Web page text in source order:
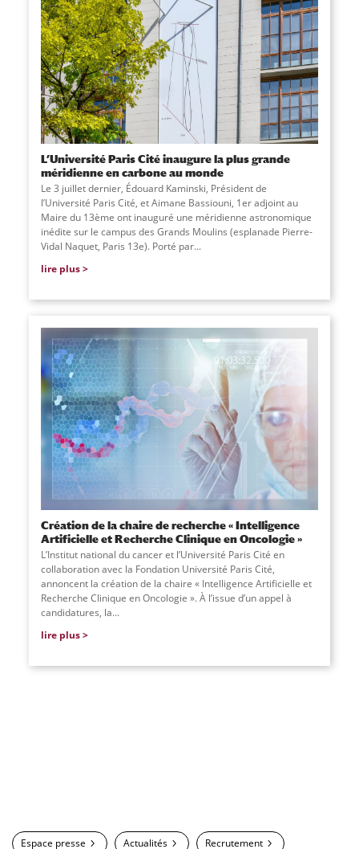
L’Université Paris Cité inaugure la plus grande
méridienne en carbone au monde
Le 3 juillet dernier, Édouard Kaminski, Président de
l’Université Paris Cité, et Aimane Bassiouni, 1er adjoint au
Maire du 13ème ont inauguré une méridienne astronomique
inédite sur le campus des Grands Moulins (esplanade Pierre-
Vidal Naquet, Paris 13e). Porté par...
lire plus
Création de la chaire de recherche « Intelligence
Artificielle et Recherche Clinique en Oncologie »
L’Institut national du cancer et l’Université Paris Cité en
collaboration avec la Fondation Université Paris Cité,
annoncent la création de la chaire « Intelligence Artificielle et
Recherche Clinique en Oncologie ». À l’issue d’un appel à
candidatures, la...
lire plus
Espace presse Actualités Recrutement